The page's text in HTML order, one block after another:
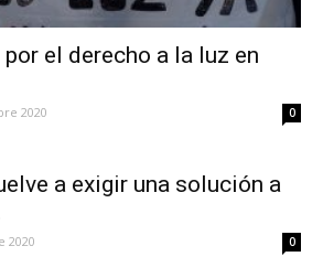
el derecho a la luz en
2020 0
a exigir una solución a
2020 0